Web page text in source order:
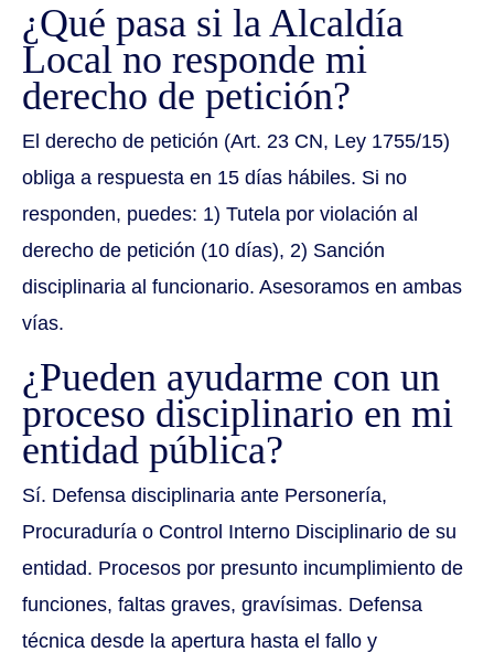
¿Qué pasa si la Alcaldía
Local no responde mi
derecho de petición?
El derecho de petición (Art. 23 CN, Ley 1755/15)
obliga a respuesta en 15 días hábiles. Si no
responden, puedes: 1) Tutela por violación al
derecho de petición (10 días), 2) Sanción
disciplinaria al funcionario. Asesoramos en ambas
vías.
¿Pueden ayudarme con un
proceso disciplinario en mi
entidad pública?
Sí. Defensa disciplinaria ante Personería,
Procuraduría o Control Interno Disciplinario de su
entidad. Procesos por presunto incumplimiento de
funciones, faltas graves, gravísimas. Defensa
técnica desde la apertura hasta el fallo y